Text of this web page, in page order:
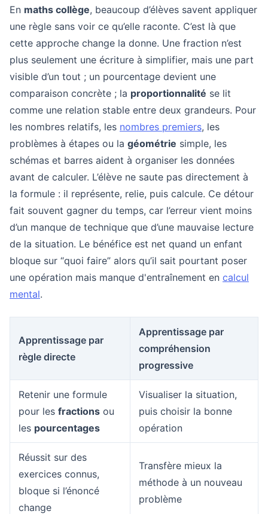
En maths collège, beaucoup d’élèves savent appliquer
une règle sans voir ce qu’elle raconte. C’est là que
cette approche change la donne. Une fraction n’est
plus seulement une écriture à simplifier, mais une part
visible d’un tout ; un pourcentage devient une
comparaison concrète ; la proportionnalité se lit
comme une relation stable entre deux grandeurs. Pour
les nombres relatifs, les nombres premiers, les
problèmes à étapes ou la géométrie simple, les
schémas et barres aident à organiser les données
avant de calculer. L’élève ne saute pas directement à
la formule : il représente, relie, puis calcule. Ce détour
fait souvent gagner du temps, car l’erreur vient moins
d’un manque de technique que d’une mauvaise lecture
de la situation. Le bénéfice est net quand un enfant
bloque sur “quoi faire” alors qu’il sait pourtant poser
une opération mais manque d'entraînement en calcul
mental.
Apprentissage par
règle directe
Apprentissage par
compréhension
progressive
Retenir une formule
pour les fractions ou
les pourcentages
Visualiser la situation,
puis choisir la bonne
opération
Réussit sur des
exercices connus,
bloque si l’énoncé
change
Transfère mieux la
méthode à un nouveau
problème